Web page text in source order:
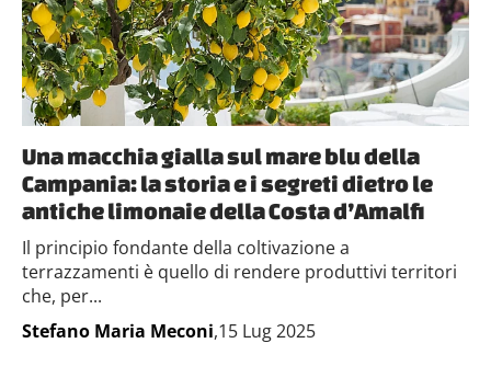
Una macchia gialla sul mare blu della
Campania: la storia e i segreti dietro le
antiche limonaie della Costa d’Amalfi
Il principio fondante della coltivazione a
terrazzamenti è quello di rendere produttivi territori
che, per...
Stefano Maria Meconi,15 Lug 2025